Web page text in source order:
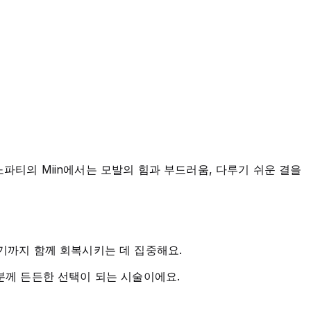
티의 Miin에서는 모발의 힘과 부드러움, 다루기 쉬운 결을
지 함께 회복시키는 데 집중해요.
든든한 선택이 되는 시술이에요.